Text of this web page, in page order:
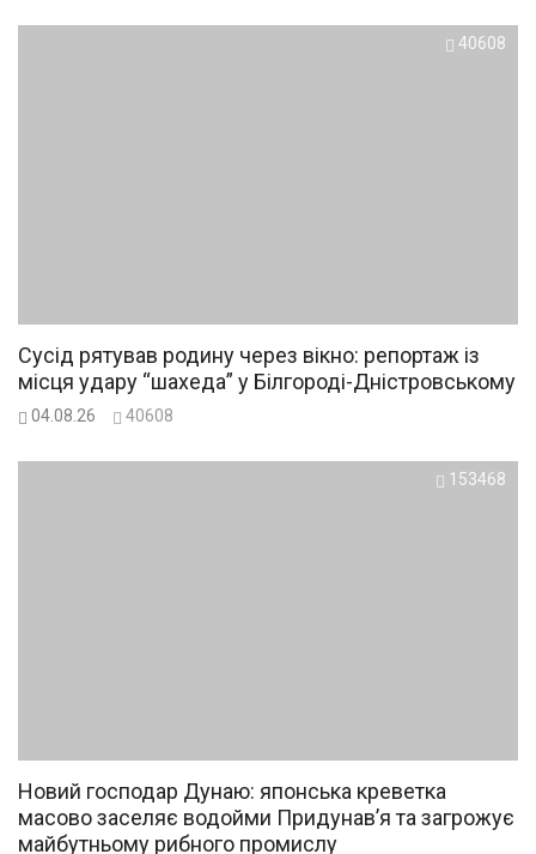
40608
Сусід рятував родину через вікно: репортаж із
місця удару “шахеда” у Білгороді-Дністровському
04.08.26 40608
153468
Новий господар Дунаю: японська креветка
масово заселяє водойми Придунав’я та загрожує
майбутньому рибного промислу